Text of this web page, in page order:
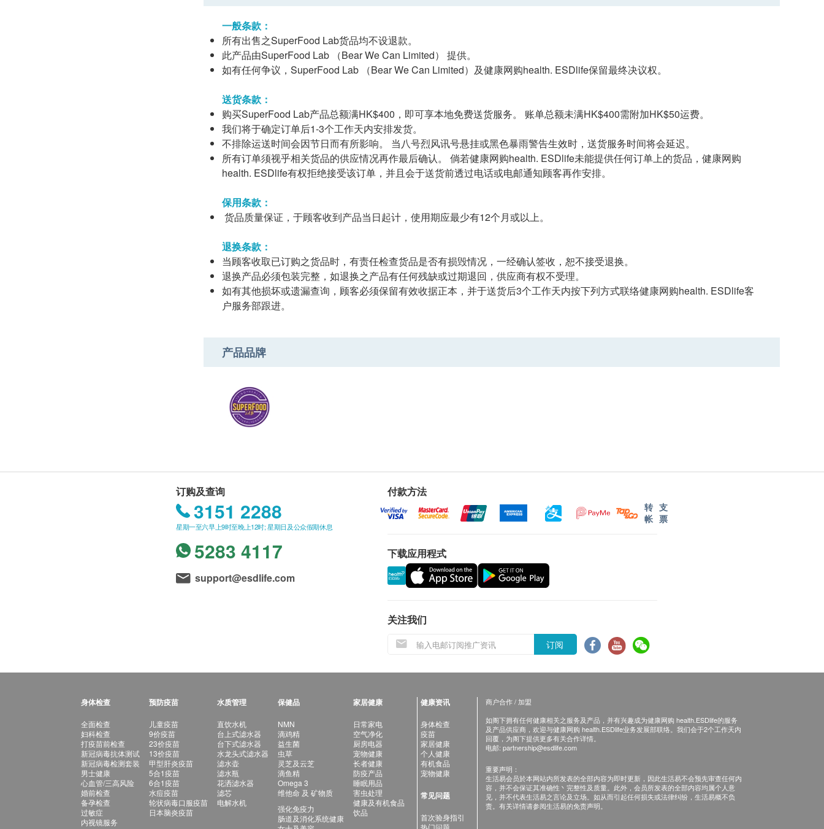
一般条款：
所有出售之SuperFood Lab货品均不设退款。
此产品由SuperFood Lab （Bear We Can Limited） 提供。
如有任何争议，SuperFood Lab （Bear We Can Limited）及健康网购health. ESDlife保留最终决议权。
送货条款：
购买SuperFood Lab产品总额满HK$400，即可享本地免费送货服务。 账单总额未满HK$400需附加HK$50运费。
我们将于确定订单后1-3个工作天内安排发货。
不排除运送时间会因节日而有所影响。 当八号烈风讯号悬挂或黑色暴雨警告生效时，送货服务时间将会延迟。
所有订单须视乎相关货品的供应情况再作最后确认。 倘若健康网购health. ESDlife未能提供任何订单上的货品，健康网购
health. ESDlife有权拒绝接受该订单，并且会于送货前透过电话或电邮通知顾客再作安排。
保用条款：
货品质量保证，于顾客收到产品当日起计，使用期应最少有12个月或以上。
退换条款：
当顾客收取已订购之货品时，有责任检查货品是否有损毁情况，一经确认签收，恕不接受退换。
退换产品必须包装完整，如退换之产品有任何残缺或过期退回，供应商有权不受理。
如有其他损坏或遗漏查询，顾客必须保留有效收据正本，并于送货后3个工作天内按下列方式联络健康网购health. ESDlife客
户服务部跟进。
产品品牌
订购及查询
3151 2288
星期一至六早上9时至晚上12时; 星期日及公众假期休息
5283 4117
support@esdlife.com
付款方法
转
帐
支
票
下载应用程式
关注我们
订阅
身体检查
全面检查
妇科检查
打疫苗前检查
新冠病毒抗体测试
新冠病毒检测套装
男士健康
心血管/三高风险
婚前检查
备孕检查
过敏症
内视镜服务
预防疫苗
儿童疫苗
9价疫苗
23价疫苗
13价疫苗
甲型肝炎疫苗
5合1疫苗
6合1疫苗
水痘疫苗
轮状病毒口服疫苗
日本脑炎疫苗
水质管理
直饮水机
台上式滤水器
台下式滤水器
水龙头式滤水器
滤水壶
滤水瓶
花洒滤水器
滤芯
电解水机
保健品
NMN
滴鸡精
益生菌
虫草
灵芝及云芝
滴鱼精
Omega 3
维他命 及 矿物质
强化免疫力
肠道及消化系统健康
家居健康
日常家电
空气净化
厨房电器
宠物健康
长者健康
防疫产品
睡眠用品
害虫处理
健康及有机食品
饮品
健康资讯
身体检查
疫苗
家居健康
个人健康
有机食品
宠物健康
常见问题
首次验身指引
热门问题
商户合作 / 加盟
如阁下拥有任何健康相关之服务及产品，并有兴趣成为健康网购 health.ESDlife的服务
及产品供应商，欢迎与健康网购 health.ESDlife业务发展部联络。我们会于2个工作天内
回覆，为阁下提供更多有关合作详情。
电邮: partnership@esdlife.com
重要声明：
生活易会员於本网站内所发表的全部内容为即时更新，因此生活易不会预先审查任何内
容，并不会保证其准确性丶完整性及质量。此外，会员所发表的全部内容均属个人意
见，并不代表生活易之言论及立场。如从而引起任何损失或法律纠纷，生活易概不负
责。有关详情请参阅生活易的免责声明。